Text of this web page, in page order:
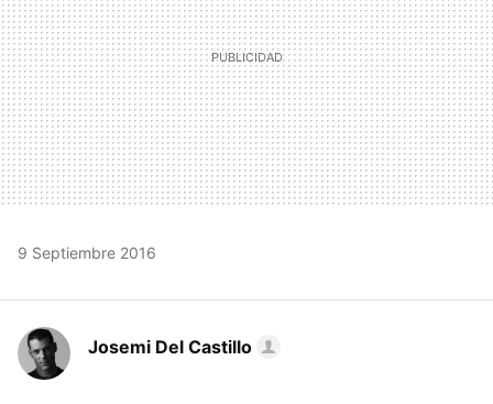
9 Septiembre 2016
Josemi Del Castillo